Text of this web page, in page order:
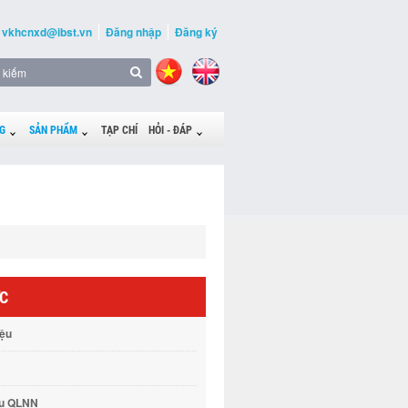
vkhcnxd@ibst.vn Đăng nhập Đăng ký
SẢN PHẨM TẠP CHÍ HỎI - ĐÁP
QLNN